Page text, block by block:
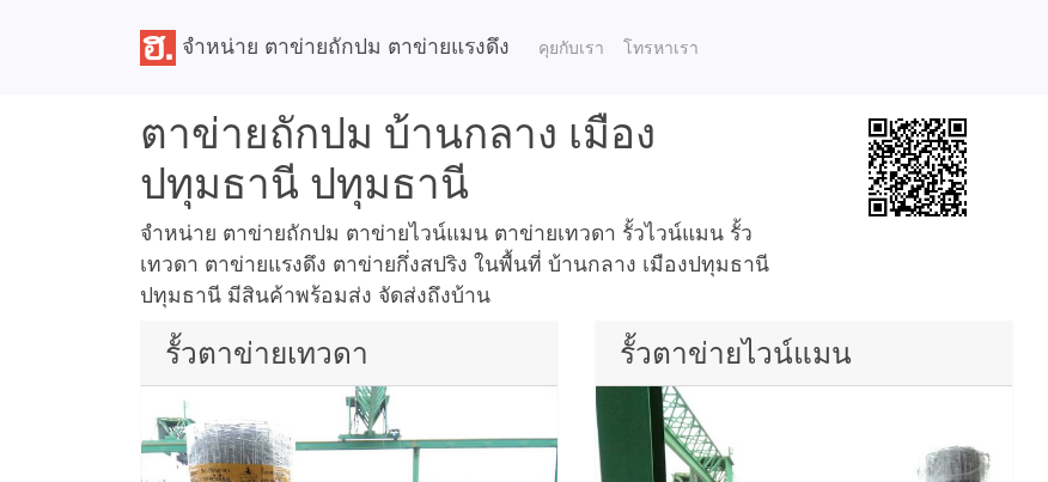
จำหน่าย ตาข่ายถักปม ตาข่ายแรงดึง คุยกับเรา โทรหาเรา
ตาข่ายถักปม บ้านกลาง เมือง
ปทุมธานี ปทุมธานี
จำหน่าย ตาข่ายถักปม ตาข่ายไวน์แมน ตาข่ายเทวดา รั้วไวน์แมน รั้ว
เทวดา ตาข่ายแรงดึง ตาข่ายกึ่งสปริง ในพื้นที่ บ้านกลาง เมืองปทุมธานี
ปทุมธานี มีสินค้าพร้อมส่ง จัดส่งถึงบ้าน
รั้วตาข่ายเทวดา รั้วตาข่ายไวน์แมน